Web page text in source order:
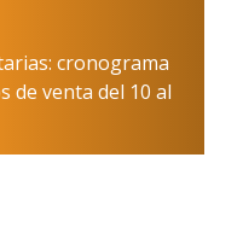
cronograma
de venta del 10 al